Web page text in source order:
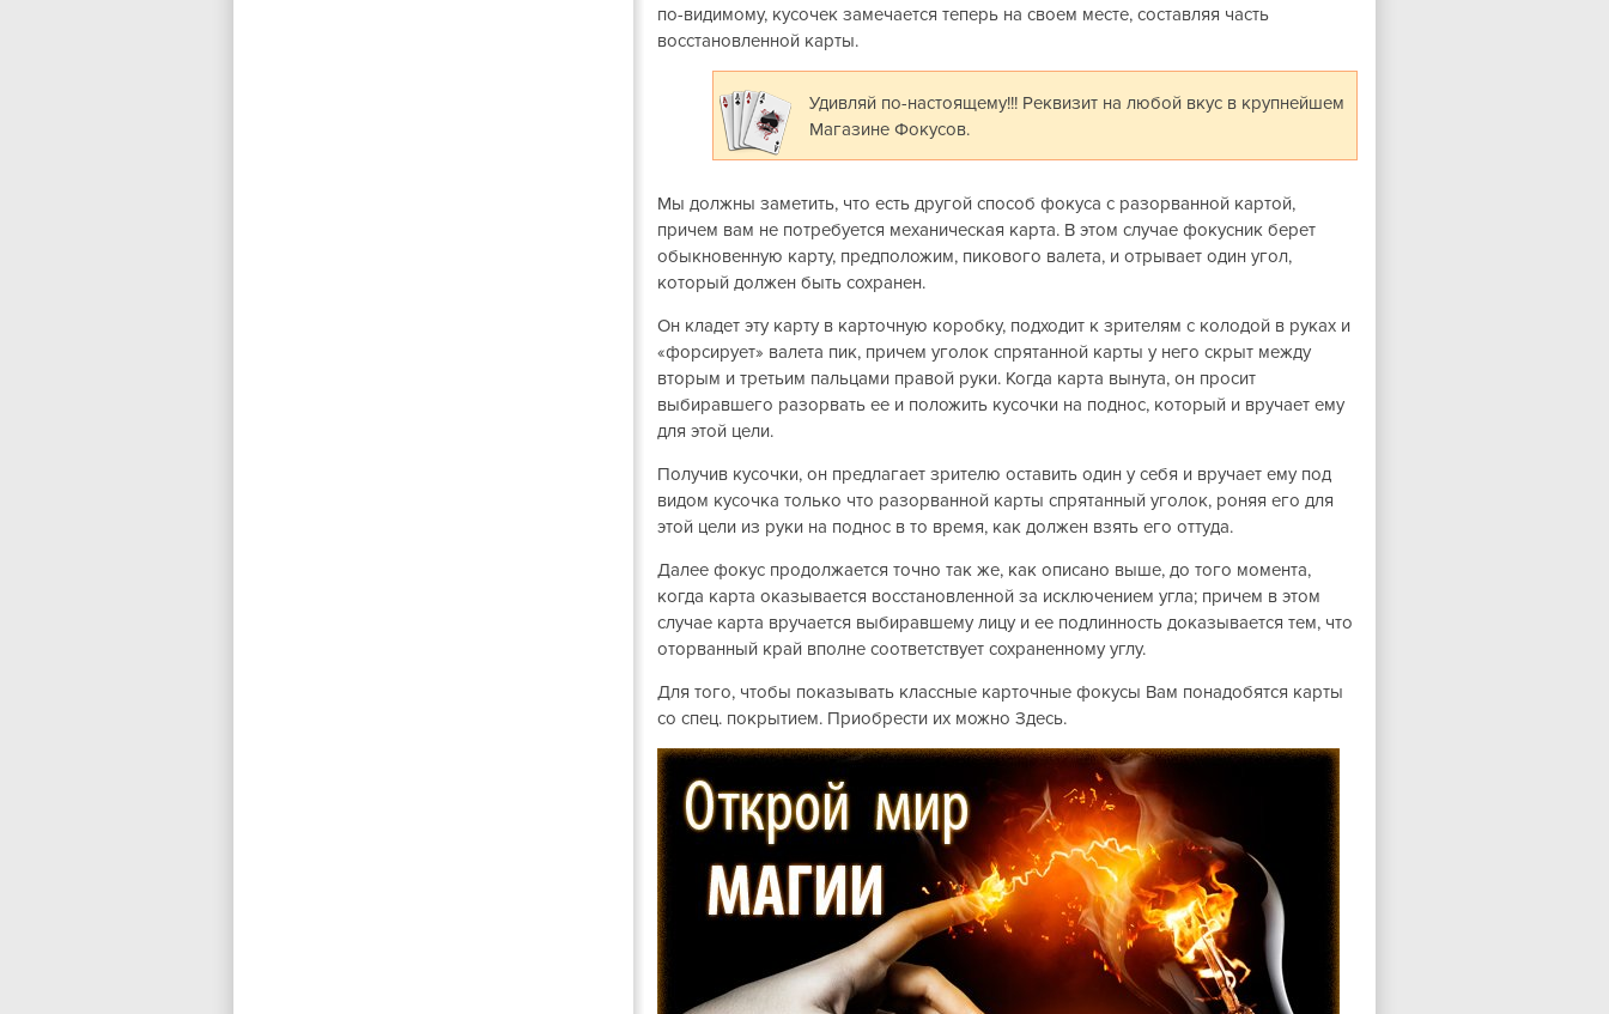
по-видимому, кусочек замечается теперь на своем месте, составляя часть
восстановленной карты.
Удивляй по-настоящему!!! Реквизит на любой вкус в крупнейшем
Магазине Фокусов.
Мы должны заметить, что есть другой способ фокуса с разорванной картой,
причем вам не потребуется механическая карта. В этом случае фокусник берет
обыкновенную карту, предположим, пикового валета, и отрывает один угол,
который должен быть сохранен.
Он кладет эту карту в карточную коробку, подходит к зрителям с колодой в руках и
«форсирует» валета пик, причем уголок спрятанной карты у него скрыт между
вторым и третьим пальцами правой руки. Когда карта вынута, он просит
выбиравшего разорвать ее и положить кусочки на поднос, который и вручает ему
для этой цели.
Получив кусочки, он предлагает зрителю оставить один у себя и вручает ему под
видом кусочка только что разорванной карты спрятанный уголок, роняя его для
этой цели из руки на поднос в то время, как должен взять его оттуда.
Далее фокус продолжается точно так же, как описано выше, до того момента,
когда карта оказывается восстановленной за исключением угла; причем в этом
случае карта вручается выбиравшему лицу и ее подлинность доказывается тем, что
оторванный край вполне соответствует сохраненному углу.
Для того, чтобы показывать классные карточные фокусы Вам понадобятся карты
со спец. покрытием. Приобрести их можно Здесь.